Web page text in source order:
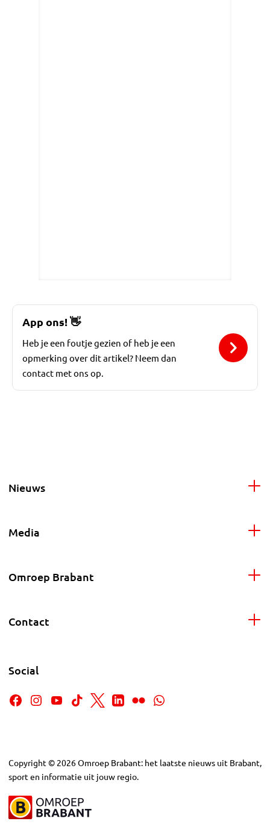
App ons!👋
Heb je een foutje gezien of heb je een
opmerking over dit artikel? Neem dan
contact met ons op.
Nieuws
Media
Omroep Brabant
Contact
Social
Copyright © 2026Omroep Brabant: het laatste nieuws uit Brabant,
sport en informatie uit jouw regio.